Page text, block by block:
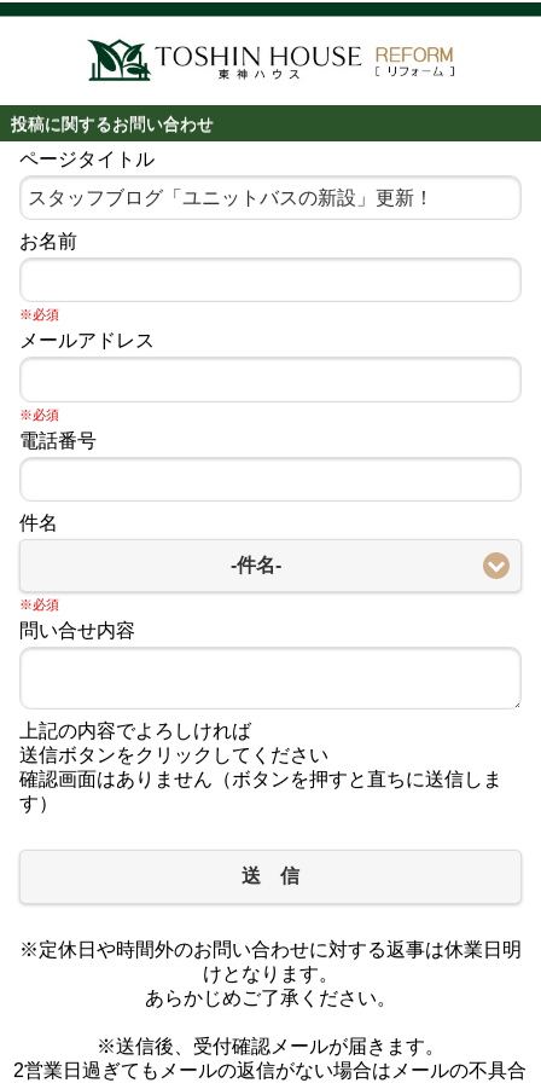
投稿に関するお問い合わせ
ページタイトル
お名前
※必須
メールアドレス
※必須
電話番号
件名
-件名-
※必須
問い合せ内容
上記の内容でよろしければ
送信ボタンをクリックしてください
確認画面はありません（ボタンを押すと直ちに送信しま
す）
送 信
※定休日や時間外のお問い合わせに対する返事は休業日明
けとなります。
あらかじめご了承ください。
※送信後、受付確認メールが届きます。
2営業日過ぎてもメールの返信がない場合はメールの不具合